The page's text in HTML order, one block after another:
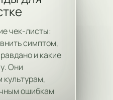
чек-листы:
симптом,
и какие
Они
культурам,
ошибкам